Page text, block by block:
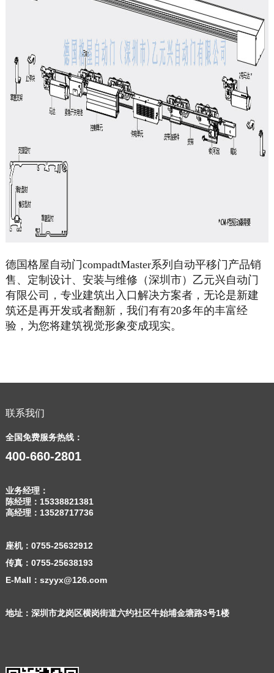
德国格屋自动门compadtMaster系列自动平移门产品销
售、定制设计、安装与维修（深圳市）乙元兴自动门
有限公司，专业建筑出入口解决方案者，无论是新建
筑还是再开发或者翻新，我们有有20多年的丰富经
验，为您将建筑视觉形象变成现实。
联系我们
全国免费服务热线：
400-660-2801
业务经理：
陈经理： 15338821381
高经理： 13528717736
座机： 0755-25632912
传真：0755-25638193
E-Mall：szyyx@126.com
地址：深圳市龙岗区横岗街道六约社区牛始埔金塘路3号1楼